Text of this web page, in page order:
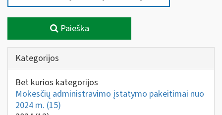
Paieška
Kategorijos
Bet kurios kategorijos
Mokesčių administravimo įstatymo pakeitimai nuo
2024 m. (15)